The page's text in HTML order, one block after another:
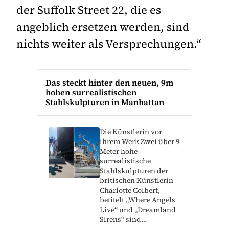
der Suffolk Street 22, die es
angeblich ersetzen werden, sind
nichts weiter als Versprechungen.“
Das steckt hinter den neuen, 9m
hohen surrealistischen
Stahlskulpturen in Manhattan
Die Künstlerin vor
ihrem Werk Zwei über 9
Meter hohe
surrealistische
Stahlskulpturen der
britischen Künstlerin
Charlotte Colbert,
betitelt „Where Angels
Live“ und „Dreamland
Sirens“ sind…